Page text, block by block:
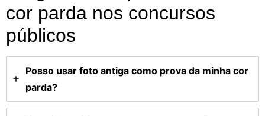
cor parda nos concursos
públicos
Posso usar foto antiga como prova da minha cor
parda?